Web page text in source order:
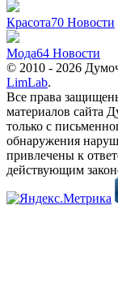
Красота70 Новости
Мода64 Новости
© 2010 - 2026
LimLab.
Все права
материалов сайта
только с
обнаружения
привлечены к
действующим